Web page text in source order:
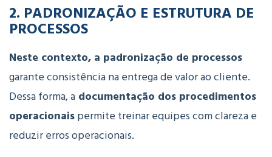
2. PADRONIZAÇÃO E ESTRUTURA DE
PROCESSOS
Neste contexto, a padronização de processos
garanteconsistêncianaentregadevaloraocliente.
Dessa forma, a documentação dos procedimentos
operacionaispermite treinarequipescomclarezae
reduzirerrosoperacionais.